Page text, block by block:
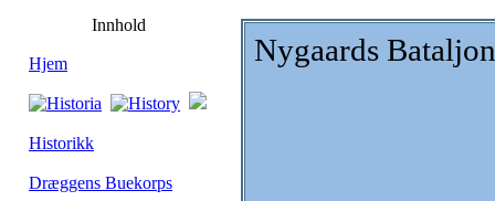
Innhold
Hjem
Historikk
Dræggens Buekorps
Nygaards Bataljon